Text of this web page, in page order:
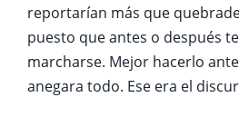
reportarían más que
puesto que antes o después
marcharse. Mejor hacerlo
anegara todo. Ese era el